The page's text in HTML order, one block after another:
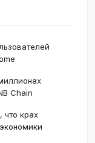
Chain
что крах